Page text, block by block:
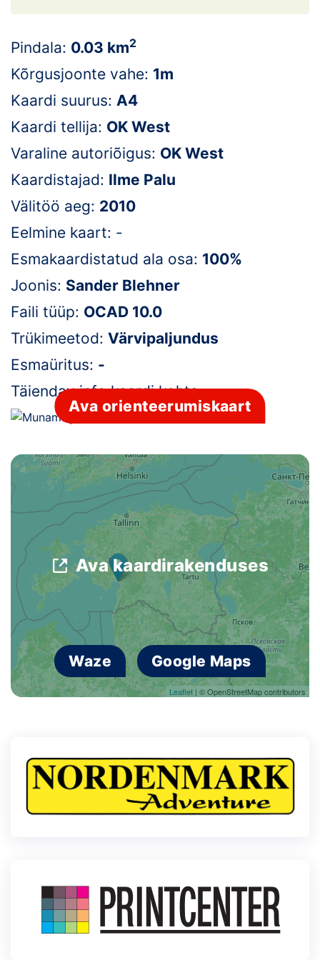
EOL
Galerii
Kalender
Koondised
Tule klubisse!
Tulemused
Dokumendid
Klubid
Püsirajad
Koolitused
OTSI
Pindala: 0.03 km2
Kõrgusjoonte vahe: 1m
Kaardi suurus: A4
Kaardi tellija: OK West
Varaline autoriõigus: OK West
Kaardistajad: Ilme Palu
Välitöö aeg: 2010
Eelmine kaart: -
Esmakaardistatud ala osa: 100%
Joonis: Sander Blehner
Faili tüüp: OCAD 10.0
Trükimeetod: Värvipaljundus
Esmaüritus: -
Täiendav info kaardi kohta:-
Ava orienteerumiskaart
Leaflet | © OpenStreetMap contributors
Ava kaardirakenduses
Waze Google Maps